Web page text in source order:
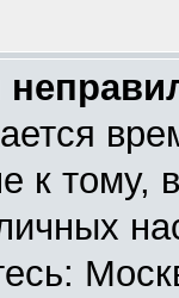
к тому,